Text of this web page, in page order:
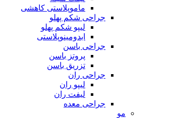
ماموپلاستی کاهشی
جراحی شکم پهلو
لیپو شکم پهلو
ابدومینوپلاستی
جراحی باسن
پروتز باسن
تزریق باسن
جراحی ران
لیپو ران
لیفت ران
جراحی معده
مو